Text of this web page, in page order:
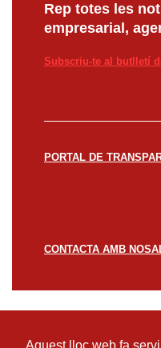
Rep totes les
empresarial,
Subscriu-te al butlletí
PORTAL DE
CONTACTA AMB